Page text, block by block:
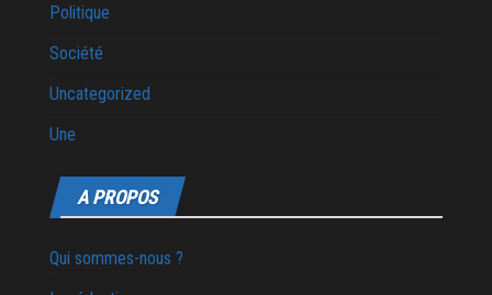
Politique
Société
Uncategorized
Une
A PROPOS
Qui sommes-nous ?